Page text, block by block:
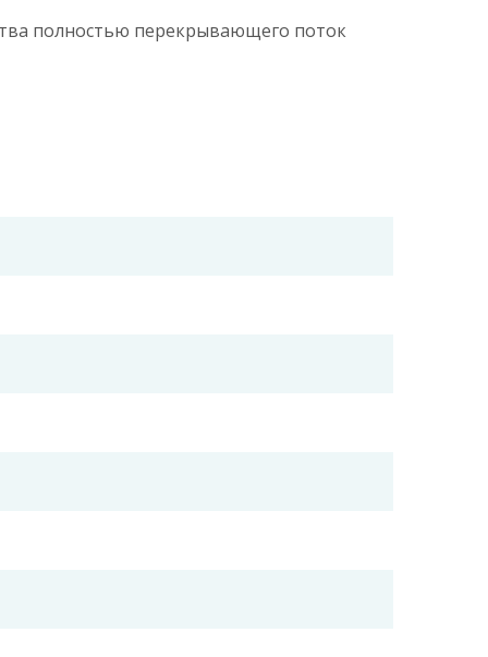
полностью перекрывающего поток